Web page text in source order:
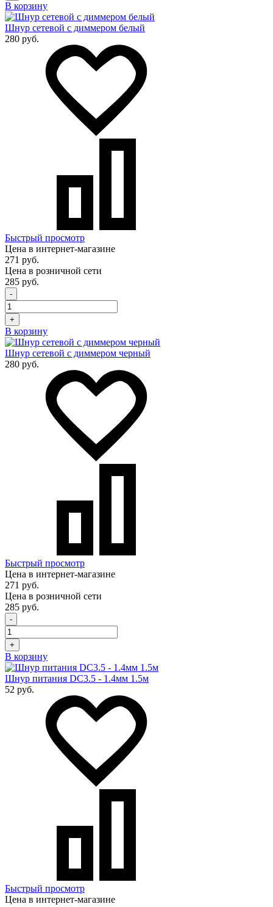
В корзину
Шнур сетевой с диммером белый
280 руб.
Быстрый просмотр
Цена в интернет-магазине
271 руб.
Цена в розничной сети
285 руб.
-
+
В корзину
Шнур сетевой с диммером черный
280 руб.
Быстрый просмотр
Цена в интернет-магазине
271 руб.
Цена в розничной сети
285 руб.
-
+
В корзину
Шнур питания DC3.5 - 1.4мм 1.5м
52 руб.
Быстрый просмотр
Цена в интернет-магазине